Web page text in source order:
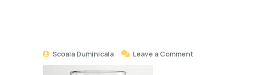
Scoala Duminicala Leave a Comment